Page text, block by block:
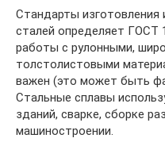
Стандарты изготовления
сталей определяет ГОСТ
работы с рулонными,
толстолистовыми
важен (это может быть
Стальные сплавы
зданий, сварке, сборке
машиностроении.